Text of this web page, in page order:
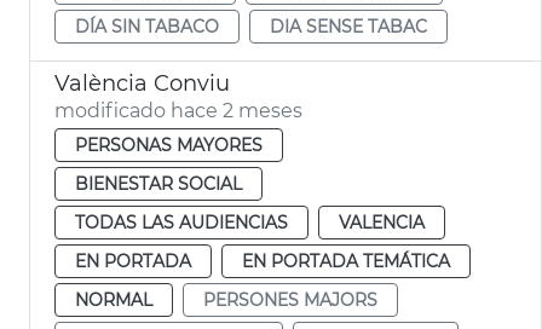
DÍA SIN TABACO
DIA SENSE TABAC
València Conviu
modificado hace 2 meses
PERSONAS MAYORES
BIENESTAR SOCIAL
TODAS LAS AUDIENCIAS
VALENCIA
EN PORTADA
EN PORTADA TEMÁTICA
NORMAL
PERSONES MAJORS